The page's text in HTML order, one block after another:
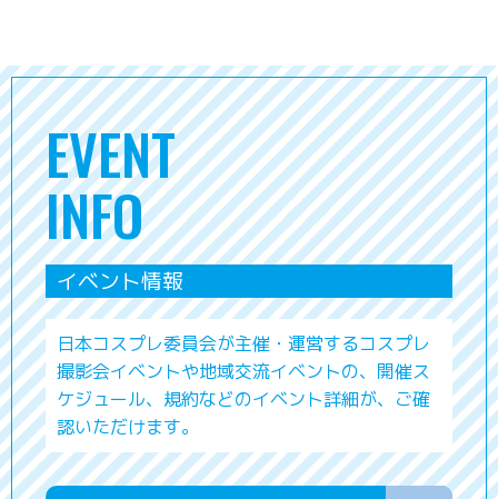
EVENT
INFO
イベント情報
日本コスプレ委員会が主催・運営するコスプレ
撮影会イベントや地域交流イベントの、開催ス
ケジュール、規約などのイベント詳細が、ご確
認いただけます。